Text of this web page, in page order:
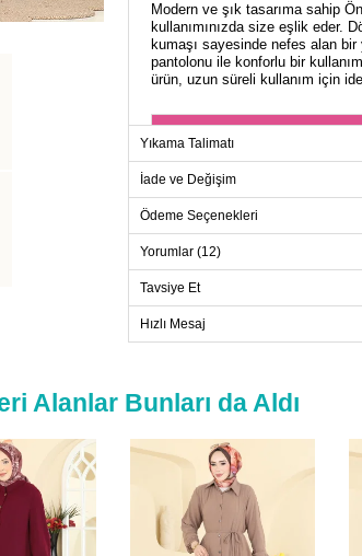
Modern ve şık tasarıma sahip
kullanımınızda size eşlik eder.
kumaşı sayesinde nefes alan
pantolonu ile konforlu bir
ürün, uzun süreli kullanım için
Beden
40
46
Yıkama Talimatı
İade ve Değişim
Ödeme Seçenekleri
Yorumlar (12)
Tavsiye Et
Hızlı Mesaj
Alanlar Bunları da Aldı